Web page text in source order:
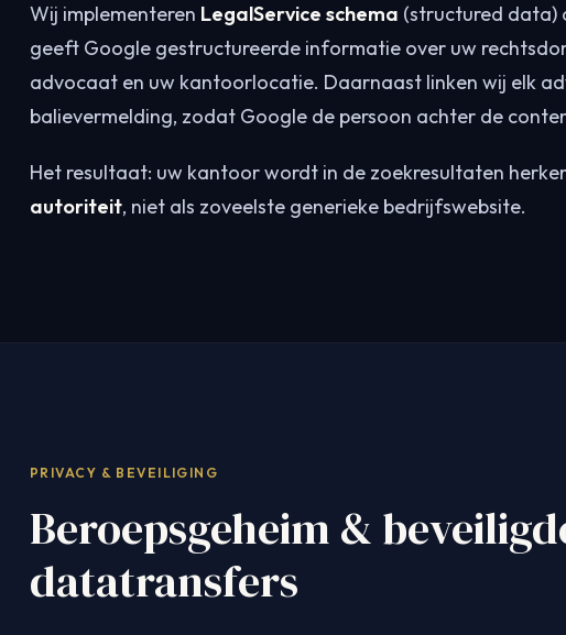
Wij implementeren LegalService schema (structured data)
geeft Google gestructureerde informatie over uw
advocaat en uw kantoorlocatie. Daarnaast linken wij elk
balievermelding, zodat Google de persoon achter de
Het resultaat: uw kantoor wordt in de zoekresultaten
autoriteit, niet als zoveelste generieke bedrijfswebsite.
PRIVACY & BEVEILIGING
Beroepsgeheim &
datatransfers